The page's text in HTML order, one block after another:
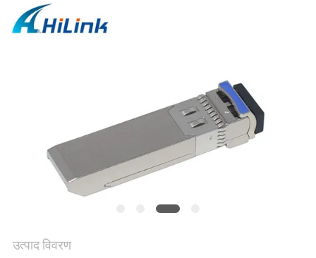
उद्धरण
गोपनीयता
उत्पाद विवरण